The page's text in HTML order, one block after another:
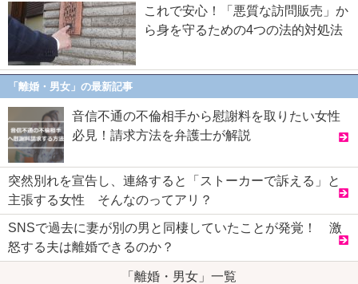
これで安心！「悪質な訪問販売」か
ら身を守るための4つの法的対処法
「離婚・男女」の最新記事
音信不通の不倫相手から慰謝料を取りたい女性
必見！請求方法を弁護士が解説
突然別れを宣告し、連絡すると「ストーカーで訴える」と
主張する女性 そんなのってアリ？
SNSで過去に妻が別の男と同棲していたことが発覚！ 激
怒する夫は離婚できるのか？
「離婚・男女」一覧